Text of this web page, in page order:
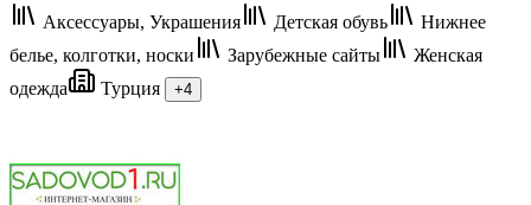
Аксессуары, Украшения
Детская обувь
Нижнее
белье, колготки, носки
Зарубежные сайты
Женская
одежда
Турция +4